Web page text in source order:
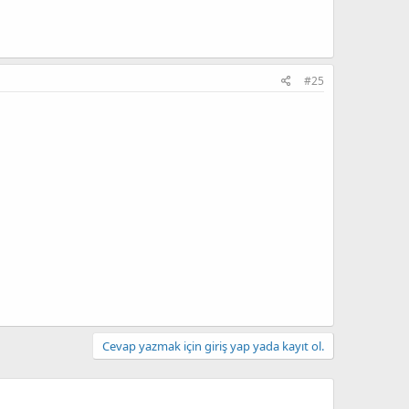
yapımı oldukça basit.
#25
Cevap yazmak için giriş yap yada kayıt ol.